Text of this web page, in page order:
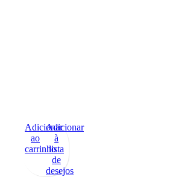
Adicionar
ao
carrinho
Adicionar
à
lista
de
desejos